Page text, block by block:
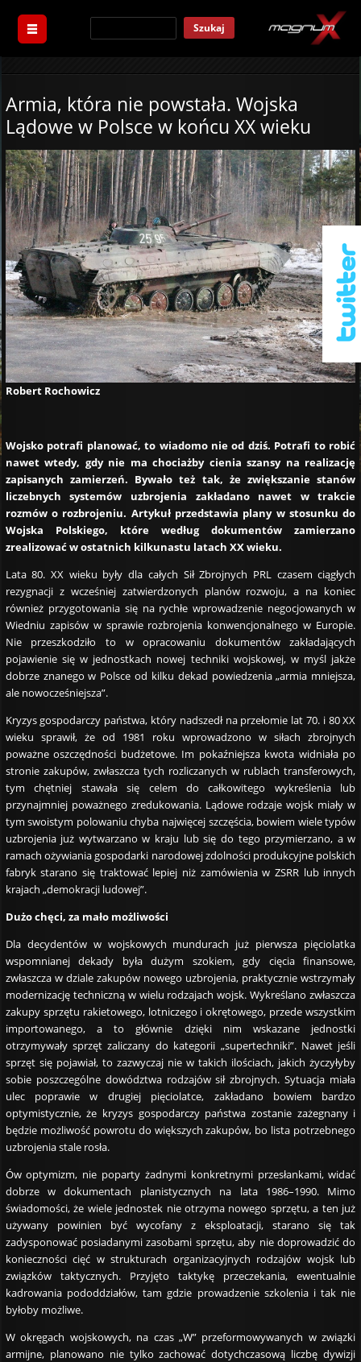
Szukaj
Armia, która nie powstała. Wojska
Lądowe w Polsce w końcu XX wieku
Robert Rochowicz
Wojsko potrafi planować, to wiadomo nie od dziś. Potrafi to robić
nawet wtedy, gdy nie ma chociażby cienia szansy na realizację
zapisanych zamierzeń. Bywało też tak, że zwiększanie stanów
liczebnych systemów uzbrojenia zakładano nawet w trakcie
rozmów o rozbrojeniu. Artykuł przedstawia plany w stosunku do
Wojska Polskiego, które według dokumentów zamierzano
zrealizować w ostatnich kilkunastu latach XX wieku.
Lata 80. XX wieku były dla całych Sił Zbrojnych PRL czasem ciągłych
rezygnacji z wcześniej zatwierdzonych planów rozwoju, a na koniec
również przygotowania się na rychłe wprowadzenie negocjowanych w
Wiedniu zapisów w sprawie rozbrojenia konwencjonalnego w Europie.
Nie przeszkodziło to w opracowaniu dokumentów zakładających
pojawienie się w jednostkach nowej techniki wojskowej, w myśl jakże
dobrze znanego w Polsce od kilku dekad powiedzenia „armia mniejsza,
ale nowocześniejsza”.
Kryzys gospodarczy państwa, który nadszedł na przełomie lat 70. i 80 XX
wieku sprawił, że od 1981 roku wprowadzono w siłach zbrojnych
poważne oszczędności budżetowe. Im pokaźniejsza kwota widniała po
stronie zakupów, zwłaszcza tych rozliczanych w rublach transferowych,
tym chętniej stawała się celem do całkowitego wykreślenia lub
przynajmniej poważnego zredukowania. Lądowe rodzaje wojsk miały w
tym swoistym polowaniu chyba najwięcej szczęścia, bowiem wiele typów
uzbrojenia już wytwarzano w kraju lub się do tego przymierzano, a w
ramach ożywiania gospodarki narodowej zdolności produkcyjne polskich
fabryk starano się traktować lepiej niż zamówienia w ZSRR lub innych
krajach „demokracji ludowej”.
Dużo chęci, za mało możliwości
Dla decydentów w wojskowych mundurach już pierwsza pięciolatka
wspomnianej dekady była dużym szokiem, gdy cięcia finansowe,
zwłaszcza w dziale zakupów nowego uzbrojenia, praktycznie wstrzymały
modernizację techniczną w wielu rodzajach wojsk. Wykreślano zwłaszcza
zakupy sprzętu rakietowego, lotniczego i okrętowego, przede wszystkim
importowanego, a to głównie dzięki nim wskazane jednostki
otrzymywały sprzęt zaliczany do kategorii „supertechniki”. Nawet jeśli
sprzęt się pojawiał, to zazwyczaj nie w takich ilościach, jakich życzyłyby
sobie poszczególne dowództwa rodzajów sił zbrojnych. Sytuacja miała
ulec poprawie w drugiej pięciolatce, zakładano bowiem bardzo
optymistycznie, że kryzys gospodarczy państwa zostanie zażegnany i
będzie możliwość powrotu do większych zakupów, bo lista potrzebnego
uzbrojenia stale rosła.
Ów optymizm, nie poparty żadnymi konkretnymi przesłankami, widać
dobrze w dokumentach planistycznych na lata 1986–1990. Mimo
świadomości, że wiele jednostek nie otrzyma nowego sprzętu, a ten już
używany powinien być wycofany z eksploatacji, starano się tak
zadysponować posiadanymi zasobami sprzętu, aby nie doprowadzić do
konieczności cięć w strukturach organizacyjnych rodzajów wojsk lub
związków taktycznych. Przyjęto taktykę przeczekania, ewentualnie
kadrowania pododdziałów, tam gdzie prowadzenie szkolenia i tak nie
byłoby możliwe.
W okręgach wojskowych, na czas „W” przeformowywanych w związki
armijne, planowano nie tylko zachować dotychczasową liczbę dywizji